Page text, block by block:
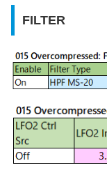
FILTER